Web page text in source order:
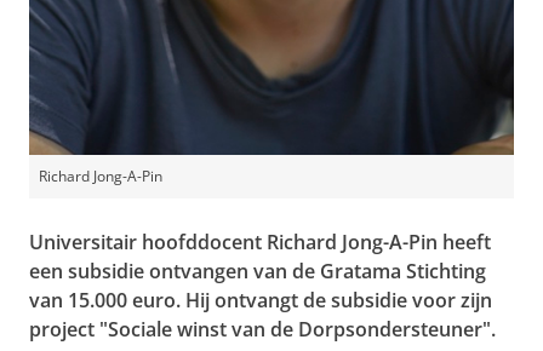
Richard Jong-A-Pin
Universitair hoofddocent Richard Jong-A-Pin heeft
een subsidie ontvangen van de Gratama Stichting
van 15.000 euro. Hij ontvangt de subsidie voor zijn
project "Sociale winst van de Dorpsondersteuner".